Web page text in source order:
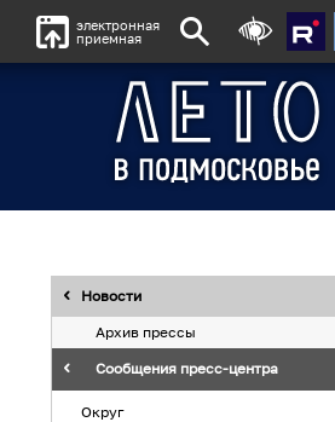
электронная
приемная
Новости
Архив прессы
Сообщения пресс-центра
Округ